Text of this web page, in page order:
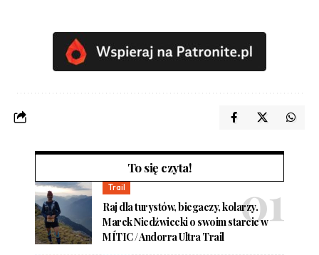
To się czyta!
Trail
Raj dla turystów, biegaczy, kolarzy.
Marek Niedźwiecki o swoim starcie w
MÍTIC / Andorra Ultra Trail